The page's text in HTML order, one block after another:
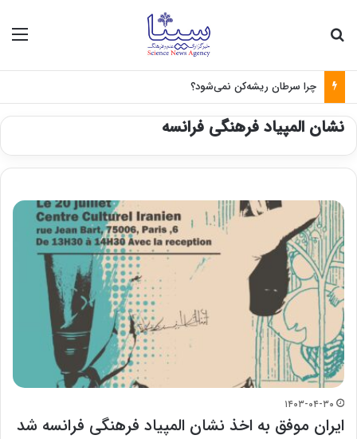
چرا سرطان ریشه‌کن نمی‌شود؟
نشان المپیاد فرهنگی فرانسه
۱۴۰۳-۰۴-۳۰
ایران موفق به اخذ نشان المپیاد فرهنگی فرانسه شد